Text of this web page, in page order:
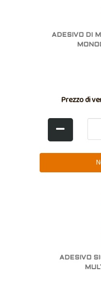
ADESIVO DI
Prezzo di
ADESIVO